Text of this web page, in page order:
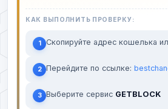
КАК ВЫПОЛНИТЬ ПРОВЕРКУ:
1 Скопируйте адрес кошелька
2 Перейдите по ссылке:
3 Выберите сервис GETBLOCK